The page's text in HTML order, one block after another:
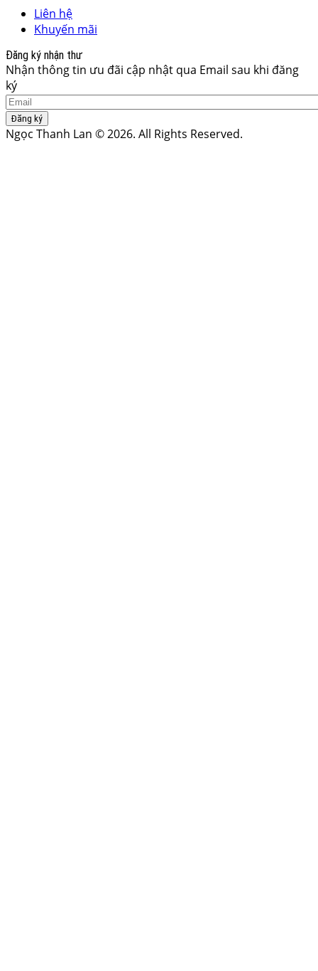
Liên hệ
Khuyến mãi
Đăng ký nhận thư
Nhận thông tin ưu đãi cập nhật qua Email sau khi đăng
ký
Đăng ký
Ngọc Thanh Lan © 2026. All Rights Reserved.